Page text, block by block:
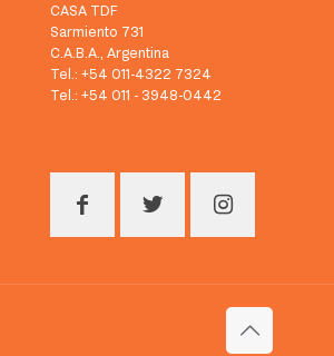
CASA TDF
Sarmiento 731
C.A.B.A., Argentina
Tel.: +54 011-4322 7324
Tel.: +54 011 - 3948-0442